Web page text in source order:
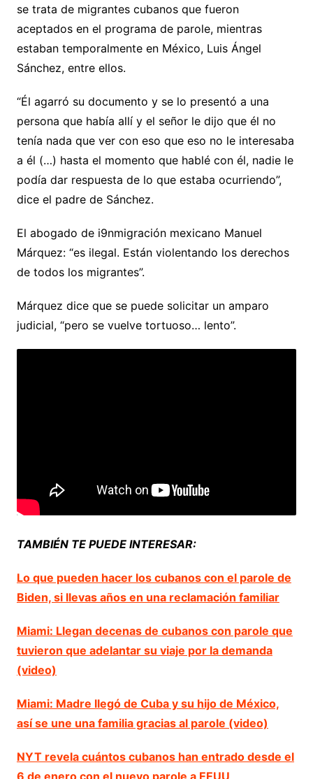
se trata de migrantes cubanos que fueron
aceptados en el programa de parole, mientras
estaban temporalmente en México, Luis Ángel
Sánchez, entre ellos.
“Él agarró su documento y se lo presentó a una
persona que había allí y el señor le dijo que él no
tenía nada que ver con eso que eso no le interesaba
a él (…) hasta el momento que hablé con él, nadie le
podía dar respuesta de lo que estaba ocurriendo”,
dice el padre de Sánchez.
El abogado de i9nmigración mexicano Manuel
Márquez: “es ilegal. Están violentando los derechos
de todos los migrantes”.
Márquez dice que se puede solicitar un amparo
judicial, “pero se vuelve tortuoso… lento”.
TAMBIÉN TE PUEDE INTERESAR:
Lo que pueden hacer los cubanos con el parole de
Biden, si llevas años en una reclamación familiar
Miami: Llegan decenas de cubanos con parole que
tuvieron que adelantar su viaje por la demanda
(video)
Miami: Madre llegó de Cuba y su hijo de México,
así se une una familia gracias al parole (video)
NYT revela cuántos cubanos han entrado desde el
6 de enero con el nuevo parole a EEUU